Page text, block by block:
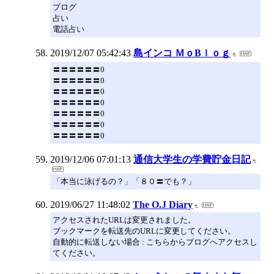
ブログ
占い
電話占い
2019/12/07 05:42:43 島インコ ＭｏBｌｏｇ
〓〓〓〓〓〓0
〓〓〓〓〓〓0
〓〓〓〓〓〓0
〓〓〓〓〓〓0
〓〓〓〓〓〓0
〓〓〓〓〓〓0
〓〓〓〓〓〓0
2019/12/06 07:01:13 通信大学生の学費貯金日記
「本当に泳げるの？」「８０〓でも？」
2019/06/27 11:48:02 The O.J Diary
アクセスされたURLは変更されました。
ブックマークを転送先のURLに変更してください。
自動的に転送しない場合 : こちらからブログへアクセスし
てください。